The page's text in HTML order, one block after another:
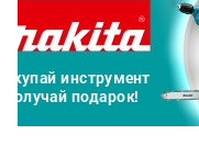
без
График